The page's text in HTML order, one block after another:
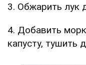
3. Обжарить лук
4. Добавить
капусту, тушить